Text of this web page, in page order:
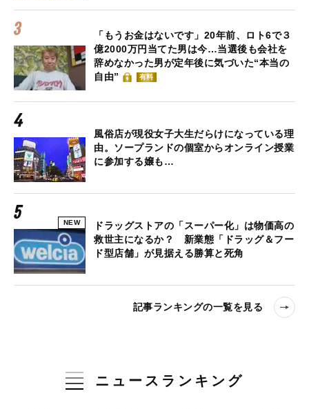
「もうお金はないです」20年前、ロト6で３
億2000万円当てた男は今…当選後も会社を
辞めなかった男が定年後に気づいた“本当の
自由”
有料
風俗店が現役女子大生だらけになっている理
由。ソープランドの個室からオンライン授業
に参加する嬢も…
NEW
ドラッグストアの「スーパー化」は物価高の
救世主になるか？ 新業態「ドラッグ＆フー
ド型店舗」が見据える勝算と死角
記事ランキングの一覧を見る
ニュースランキング